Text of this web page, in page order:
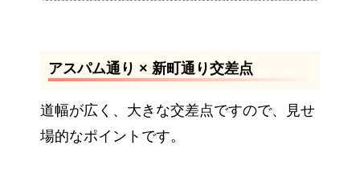
アスパム通り × 新町通り交差点
道幅が広く、大きな交差点ですので、見せ
場的なポイントです。